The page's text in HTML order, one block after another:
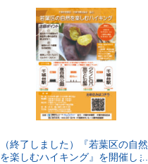
（終了しました）『若葉区の自然
を楽しむハイキング』を開催しま